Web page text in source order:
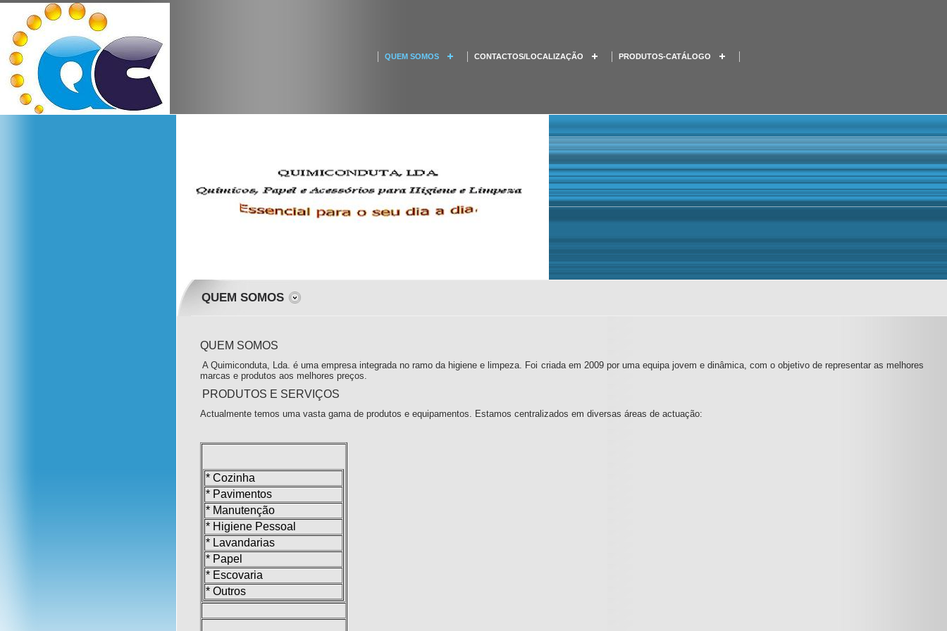
QUEM SOMOS CONTACTOS/LOCALIZAÇÃO PRODUTOS-CATÁLOGO
QUEM SOMOS
QUEM SOMOS
A Quimiconduta, Lda. é uma empresa integrada no ramo da higiene e limpeza. Foi criada em 2009 por uma equipa jovem e dinâmica, com o objetivo de representar as melhores
marcas e produtos aos melhores preços.
PRODUTOS E SERVIÇOS
Actualmente temos uma vasta gama de produtos e equipamentos. Estamos centralizados em diversas áreas de actuação:
* Cozinha
* Pavimentos
* Manutenção
* Higiene Pessoal
* Lavandarias
* Papel
* Escovaria
* Outros